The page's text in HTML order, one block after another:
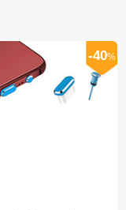
-40%